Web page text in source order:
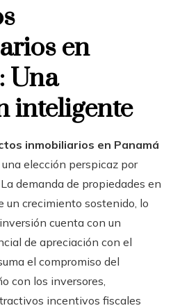
en
Una
inteligente
inmobiliarios en Panamá
elección perspicaz por
demanda de propiedades en
un crecimiento sostenido, lo
cuenta con un
de apreciación con el
el compromiso del
con los inversores,
incentivos fiscales